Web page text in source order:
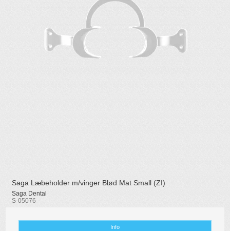
Saga Læbeholder m/vinger Blød Mat Small (ZI)
Saga Dental
S-05076
Info